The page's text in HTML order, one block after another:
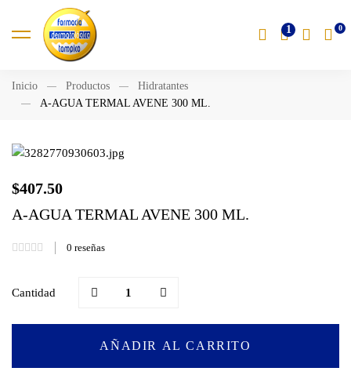
1
Inicio Productos
Hidratantes
A-AGUA TERMAL AVENE 300 ML.
$407.50
A-AGUA TERMAL AVENE 300 ML.
0 reseñas
Cantidad
TERMAL
AVENEAÑADIR AL CARRITO